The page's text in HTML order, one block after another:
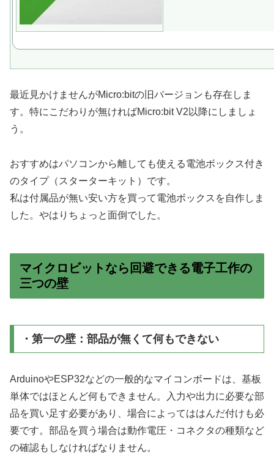
最近見かけませんがMicro:bitの旧バージョンも存在しま
す。特にこだわりが無ければMicro:bit V2以降にしましょ
う。
おすすめはパソコンから離しても使える電池ボックス付き
のタイプ（スターターキット）です。
私は付属品が無い安い方を買って電池ボックスを自作しま
した。やはりちょっと面倒でした。
マイクロビットなら回避できる電子工作の
三つの壁
・第一の壁：部品が無くて何もできない
ArduinoやESP32などの一般的なマイコンボードは、基板
単体ではほとんど何もできません。入力や出力に必要な部
品を買い足す必要があり、場合によってははんだ付けも必
要です。部品を買う場合は動作電圧・コネクタの種類など
の確認もしなければなりません。